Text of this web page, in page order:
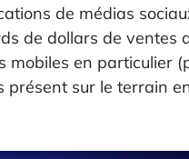
de médias
de dollars de ventes
mobiles en particulier
présent sur le terrain